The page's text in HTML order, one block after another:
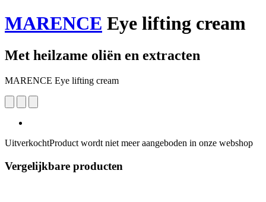
MARENCE Eye lifting cream
Met heilzame oliën en extracten
MARENCE Eye lifting cream
UitverkochtProduct wordt niet meer aangeboden in onze webshop
Vergelijkbare producten